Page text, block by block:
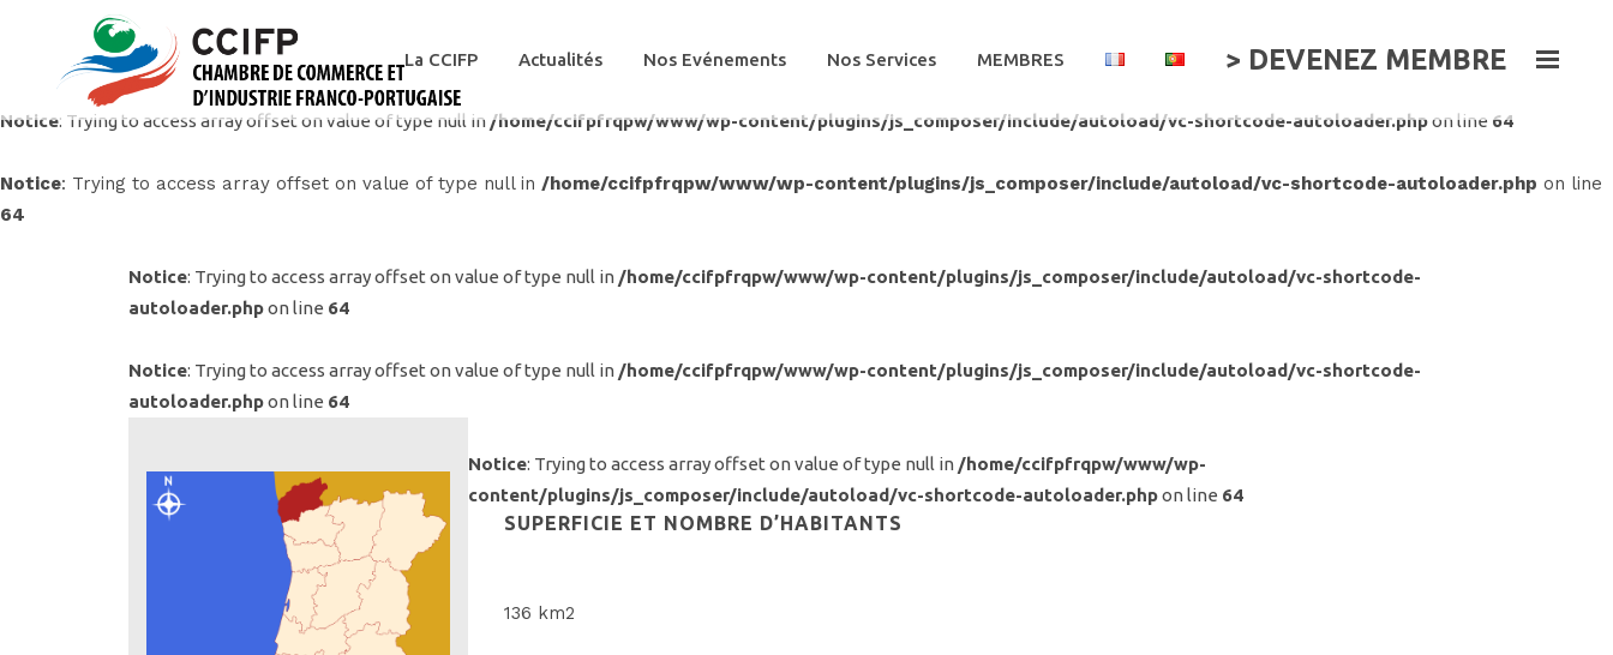
> DEVENEZ MEMBRE
La CCIFP Actualités Nos Evénements Nos Services MEMBRES
Notice: Trying to access array offset on value of type null in /home/ccifpfrqpw/www/wp-content/plugins/js_composer/include/autoload/vc-shortcode-autoloader.phpon line 64
Notice: Trying to access array offset on value of type null in /home/ccifpfrqpw/www/wp-content/plugins/js_composer/include/autoload/vc-shortcode-autoloader.php on line
64
Notice: Trying to access array offset on value of type null in /home/ccifpfrqpw/www/wp-content/plugins/js_composer/include/autoload/vc-shortcode-
autoloader.phpon line 64
Notice: Trying to access array offset on value of type null in /home/ccifpfrqpw/www/wp-content/plugins/js_composer/include/autoload/vc-shortcode-
autoloader.phpon line 64
Notice: Trying to access array offset on value of type null in /home/ccifpfrqpw/www/wp-
content/plugins/js_composer/include/autoload/vc-shortcode-autoloader.phpon line 64
SUPERFICIE ET NOMBRE D’HABITANTS
136 km2